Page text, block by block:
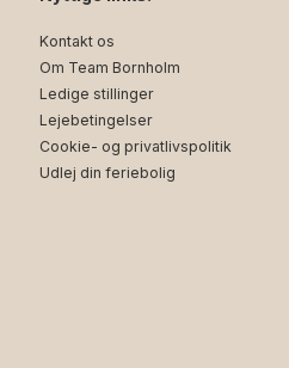
Kontakt os
Om Team Bornholm
Ledige stillinger
Lejebetingelser
Cookie- og privatlivspolitik
Udlej din feriebolig